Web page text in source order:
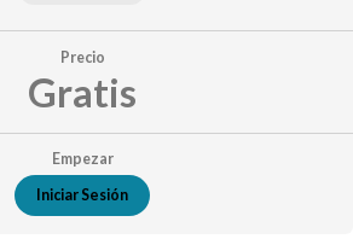
Precio
Gratis
Empezar
Iniciar Sesión